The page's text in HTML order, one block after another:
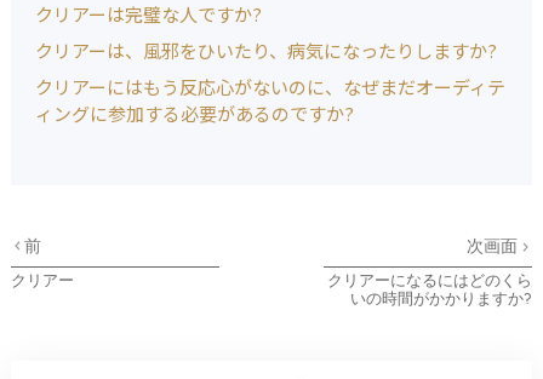
クリアーは完璧な人ですか?
クリアーは、風邪をひいたり、病気になったりしますか?
クリアーにはもう反応心がないのに、なぜまだオーディテ
ィングに参加する必要があるのですか?
前
クリアー
次画面
クリアーになるにはどのくら
いの時間がかかりますか?